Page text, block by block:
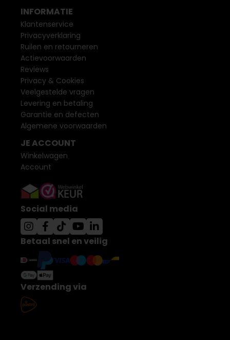
INFORMATIE
Klantenservice
Privacyverklaring
Ruilen en retourneren
Actievoorwaarden
Reviews
Privacy & Cookies
Veelgestelde vragen
Levering en betaling
Garantie en defecten
Algemene voorwaarden
JE ACCOUNT
Winkelwagen
Account
Social media
Betaal snel en veilig
Verzending via